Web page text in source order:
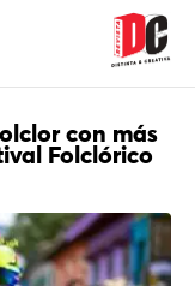
con más
Folclórico